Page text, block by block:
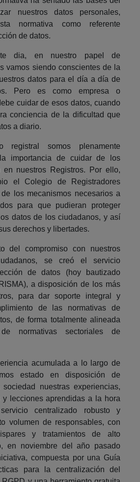
nuestros datos personales,
normativa como referente
de datos.
dia, en nuestro papel de
vamos siendo conscientes de la
datos para el día a día de
Pero es como empresa o
cuidar de esos datos, cuando
conciencia de la dificultad que
a diario.
registral somos plenamente
importancia de cuidar de los
nuestros Registros. Por ello,
el Colegio de Registradores
los mecanismos necesarios a
para que pudieran proteger
datos de los ciudadanos, y así
derechos y libertades.
del compromiso con nuestros
se creó el servicio
de datos (hoy bautizado
a disposición de los más
para dar soporte integral y
de las normativas de
de forma totalmente alineada
normativas sectoriales de
acumulada a lo largo de
estado en disposición de
nuestras experiencias,
y lecciones aprendidas a la hora
centralizado robusto y
volumen de responsables, con
y tratamientos de alto
en noviembre del año pasado
compuesta por una Guía
para la centralización del